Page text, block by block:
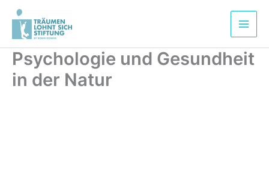
Inhalt
springen
Psychologie und Gesundheit
in der Natur